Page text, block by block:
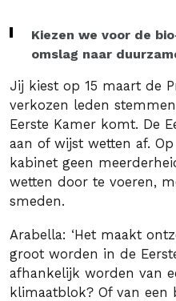
Kiezen we voor de
omslag naar
Jij kiest op 15 maart de
verkozen leden
Eerste Kamer komt. De
aan of wijst wetten af.
kabinet geen
wetten door te voeren,
smeden.
Arabella: ‘Het maakt
groot worden in de
afhankelijk worden van
klimaatblok? Of van